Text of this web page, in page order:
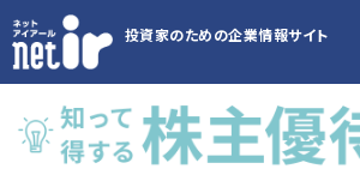
投資家のための企業情報サイト